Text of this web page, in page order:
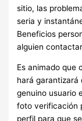
sitio, las
seria y
Beneficios
alguien
Es animado que
hará garantizará
genuino usuario
foto verificación
perfil para que